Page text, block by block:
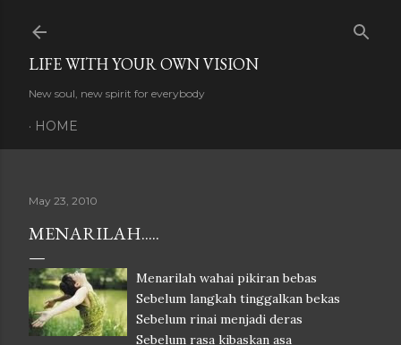
LIFE WITH YOUR OWN VISION
New soul, new spirit for everybody
HOME
May 23, 2010
MENARILAH.....
Menarilah wahai pikiran bebas
Sebelum langkah tinggalkan bekas
Sebelum rinai menjadi deras
Sebelum rasa kibaskan asa